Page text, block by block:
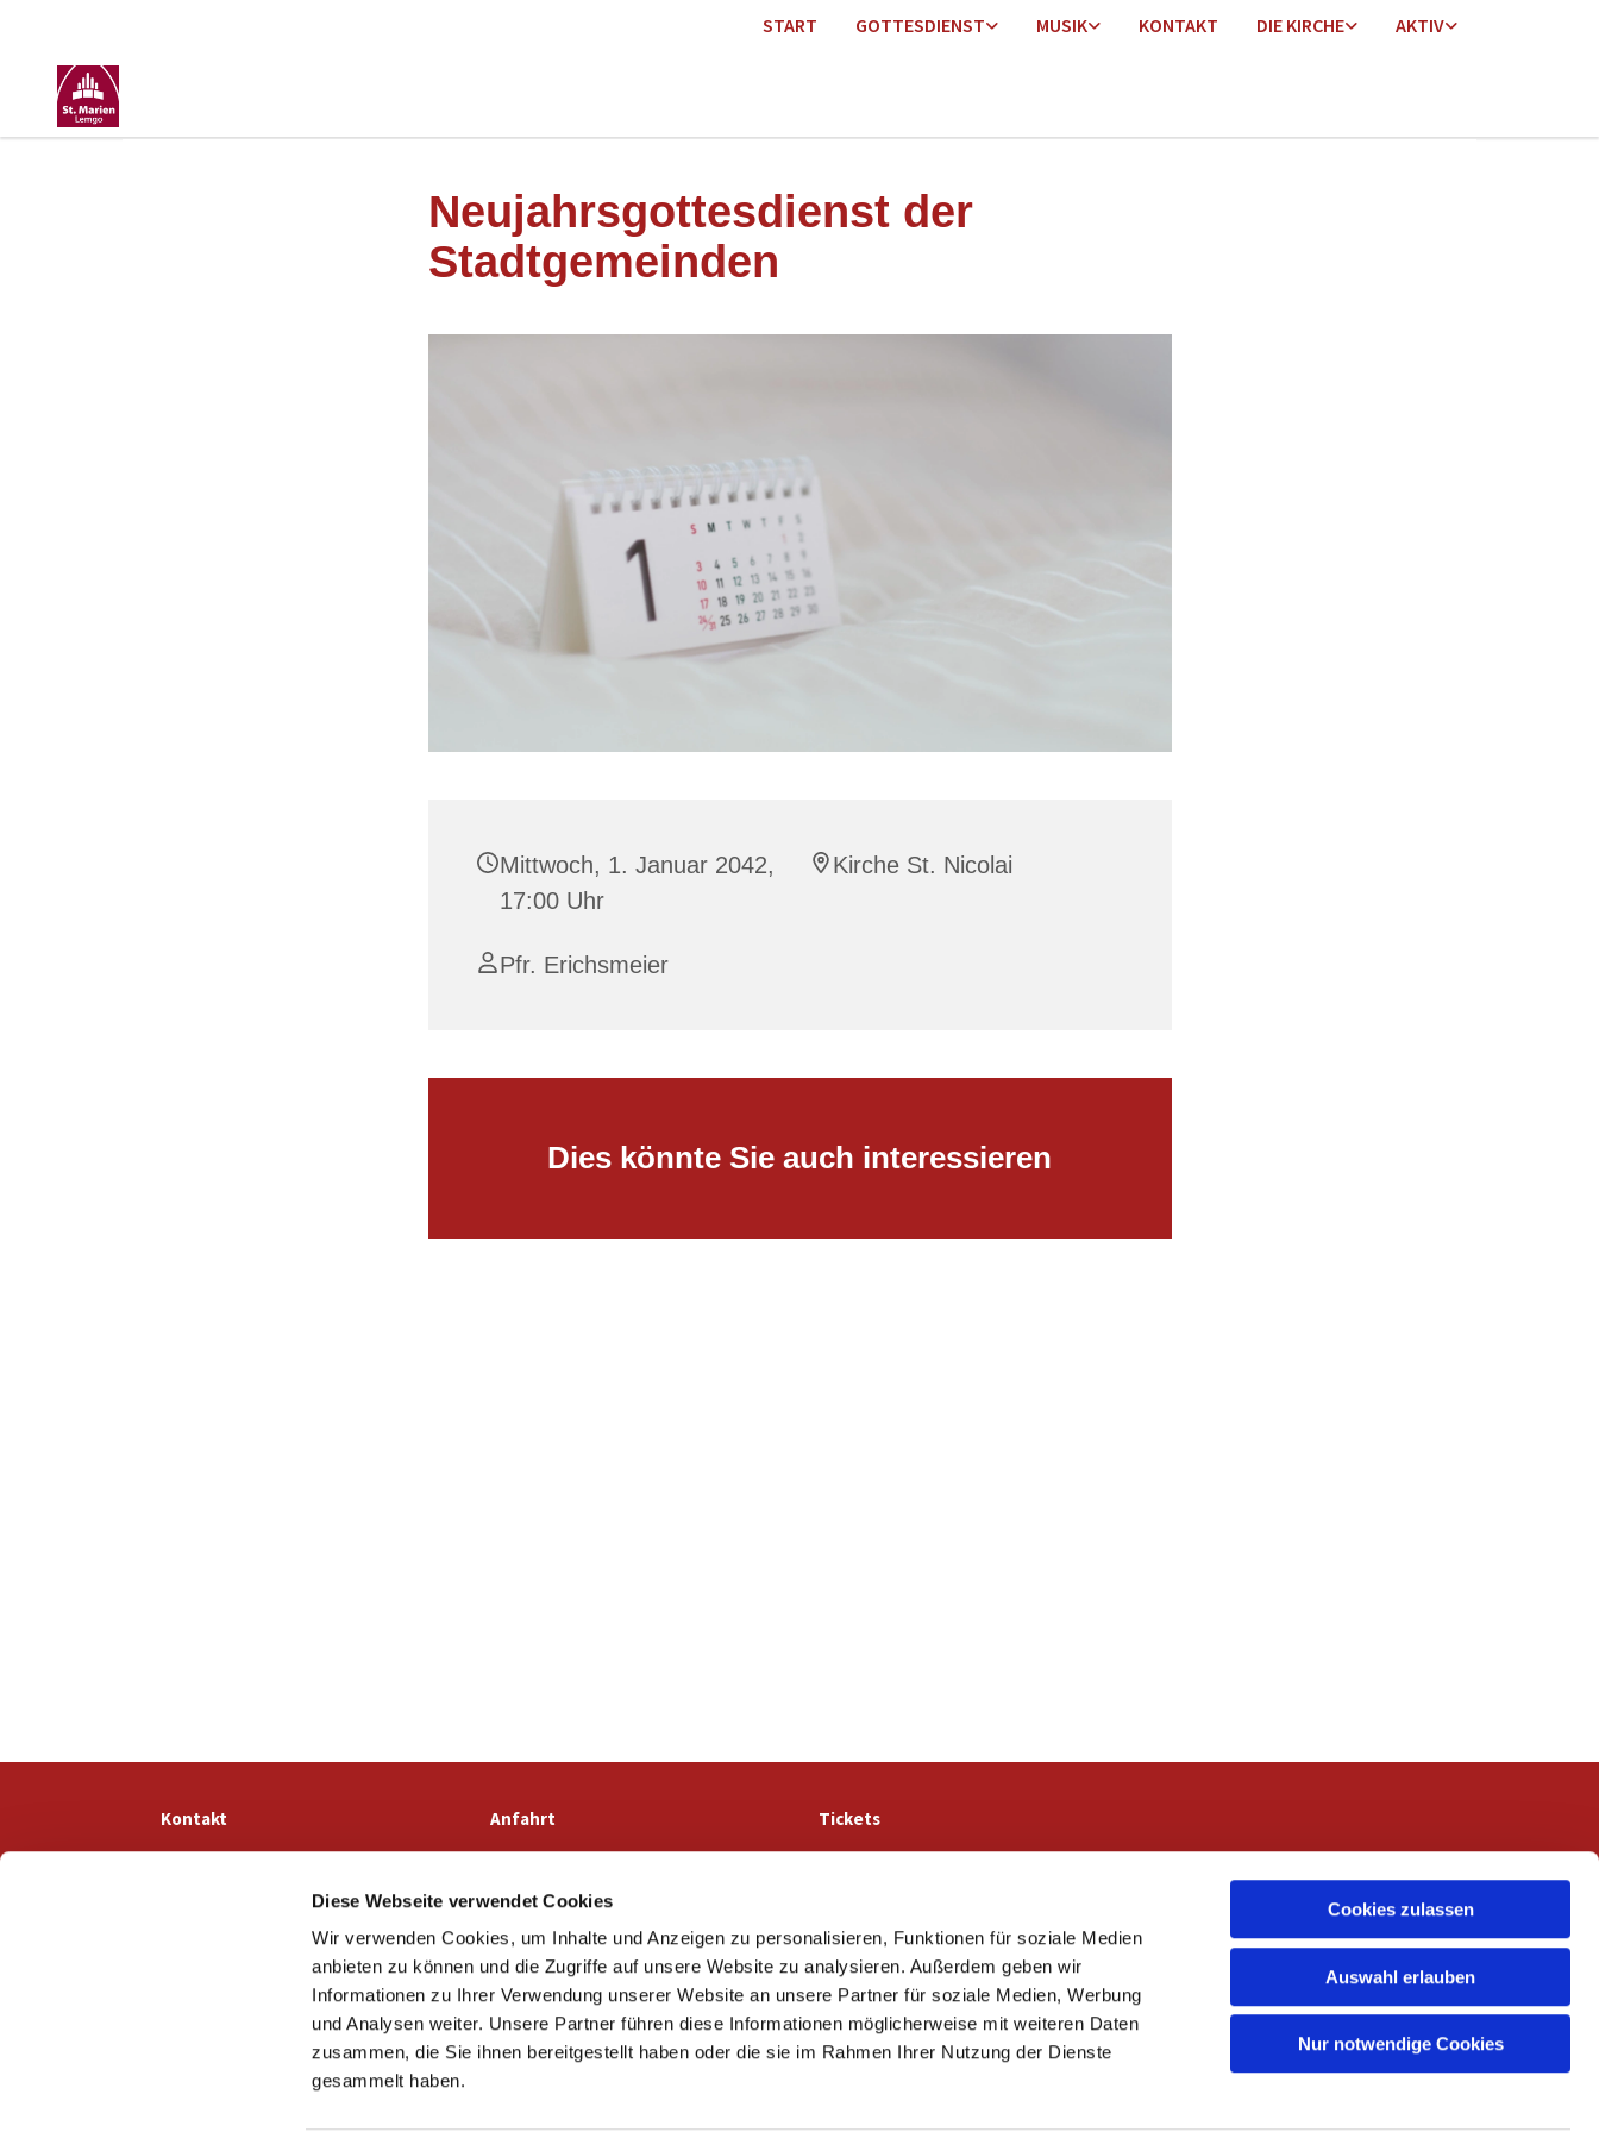
Diese Webseite verwendet Cookies
Wir verwenden Cookies, um Inhalte und Anzeigen zu personalisieren, Funktionen für soziale Medien
anbieten zu können und die Zugriffe auf unsere Website zu analysieren. Außerdem geben wir
Informationen zu Ihrer Verwendung unserer Website an unsere Partner für soziale Medien, Werbung
und Analysen weiter. Unsere Partner führen diese Informationen möglicherweise mit weiteren Daten
zusammen, die Sie ihnen bereitgestellt haben oder die sie im Rahmen Ihrer Nutzung der Dienste
gesammelt haben.
Cookies zulassen
Auswahl erlauben
Nur notwendige Cookies
START GOTTESDIENST MUSIK KONTAKT DIE KIRCHE AKTIV
Neujahrsgottesdienst der
Stadtgemeinden
Mittwoch, 1. Januar 2042,
17:00 Uhr
Kirche St. Nicolai
Pfr. Erichsmeier
Dies könnte Sie auch interessieren
Kontakt Anfahrt Tickets
· Stiftstraße 56
32657 Lemgo
05261 4981
Kontaktinformationen Cookie-Richtlinie Impressum